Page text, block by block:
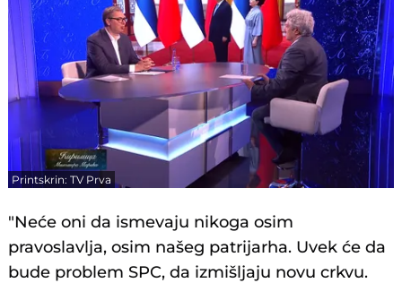
Printskrin: TV Prva
"Neće oni da ismevaju nikoga osim
pravoslavlja, osim našeg patrijarha. Uvek će da
bude problem SPC, da izmišljaju novu crkvu.